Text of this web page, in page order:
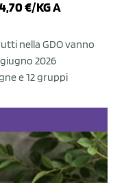
€/KG A
nella GDO vanno
giugno 2026
e 12 gruppi